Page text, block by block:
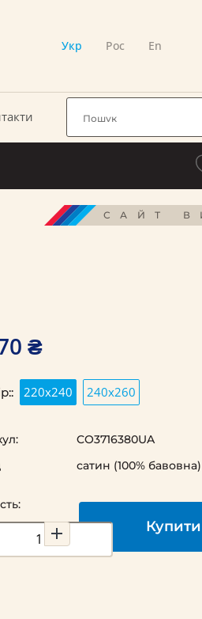
Укр Рос En
САЙТ
₴
220х240 240х260
Купити
CO3716380UA
сатин (100% бавовна)